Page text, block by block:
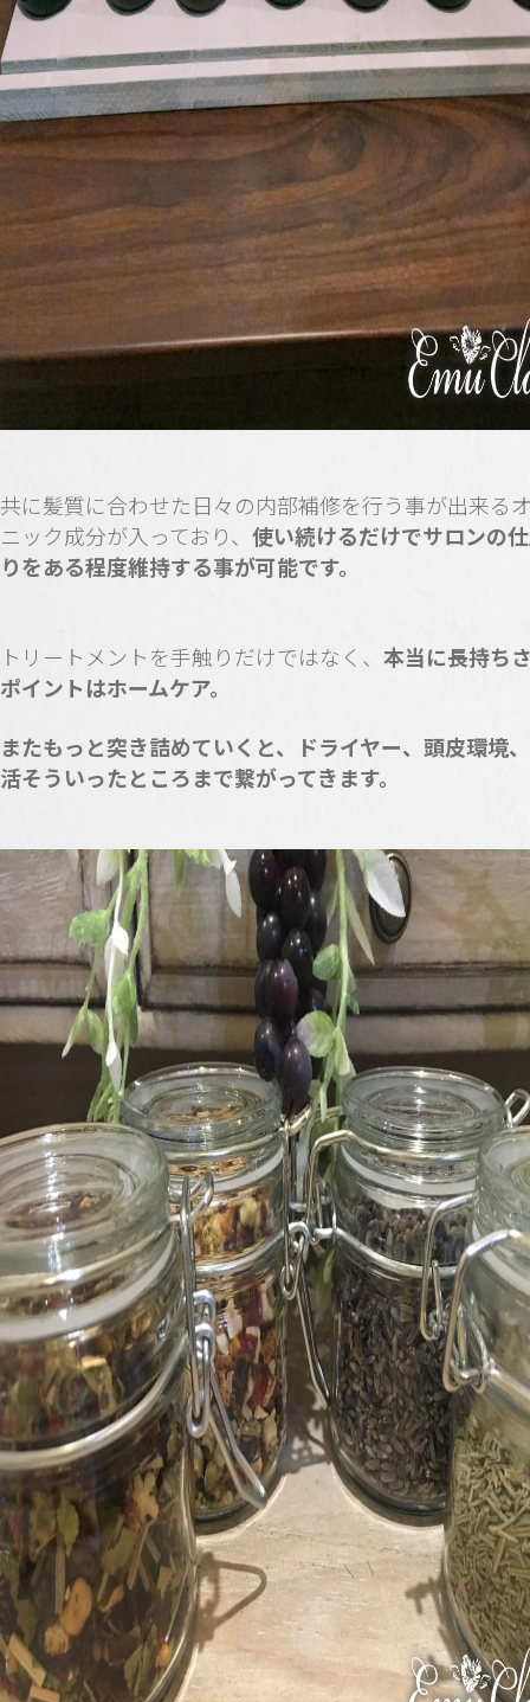
共に髪質に合わせた日々の内部補修を行う事が出来る
ニック成分が入っており、 使い続けるだけでサロンの
りをある程度維持する事が可能です。
トリートメントを手触りだけではなく、 本当に長持ち
ポイントはホームケア。
またもっと突き詰めていくと、ドライヤー、頭皮環境
活そういったところまで繋がってきます。